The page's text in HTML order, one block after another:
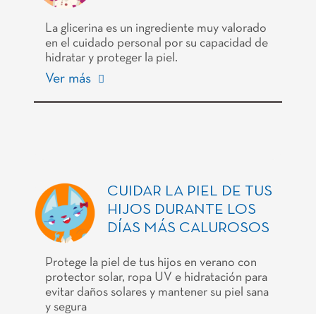
La glicerina es un ingrediente muy valorado
en el cuidado personal por su capacidad de
hidratar y proteger la piel.
Ver más
CUIDAR LA PIEL DE TUS
HIJOS DURANTE LOS
DÍAS MÁS CALUROSOS
Protege la piel de tus hijos en verano con
protector solar, ropa UV e hidratación para
evitar daños solares y mantener su piel sana
y segura